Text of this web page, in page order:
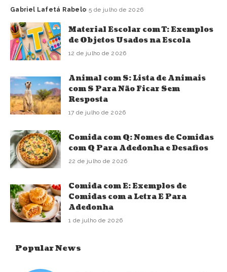
Gabriel Lafetá Rabelo 5 de julho de 2026
Material Escolar com T: Exemplos
de Objetos Usados na Escola
12 de julho de 2026
Animal com S: Lista de Animais
com S Para Não Ficar Sem
Resposta
17 de julho de 2026
Comida com Q: Nomes de Comidas
com Q Para Adedonha e Desafios
22 de julho de 2026
Comida com E: Exemplos de
Comidas com a Letra E Para
Adedonha
1 de julho de 2026
Popular News